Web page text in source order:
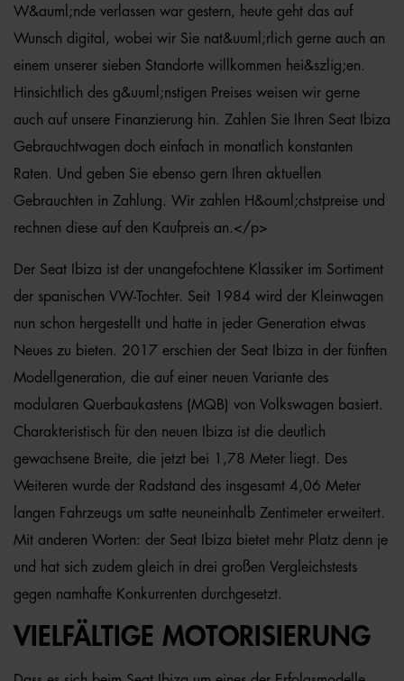
W&auml;nde verlassen war gestern, heute geht das auf
Wunsch digital, wobei wir Sie nat&uuml;rlich gerne auch an
einem unserer sieben Standorte willkommen hei&szlig;en.
Hinsichtlich des g&uuml;nstigen Preises weisen wir gerne
auch auf unsere Finanzierung hin. Zahlen Sie Ihren Seat Ibiza
Gebrauchtwagen doch einfach in monatlich konstanten
Raten. Und geben Sie ebenso gern Ihren aktuellen
Gebrauchten in Zahlung. Wir zahlen H&ouml;chstpreise und
rechnen diese auf den Kaufpreis an.</p>
Der Seat Ibiza ist der unangefochtene Klassiker im Sortiment
der spanischen VW-Tochter. Seit 1984 wird der Kleinwagen
nun schon hergestellt und hatte in jeder Generation etwas
Neues zu bieten. 2017 erschien der Seat Ibiza in der fünften
Modellgeneration, die auf einer neuen Variante des
modularen Querbaukastens (MQB) von Volkswagen basiert.
Charakteristisch für den neuen Ibiza ist die deutlich
gewachsene Breite, die jetzt bei 1,78 Meter liegt. Des
Weiteren wurde der Radstand des insgesamt 4,06 Meter
langen Fahrzeugs um satte neuneinhalb Zentimeter erweitert.
Mit anderen Worten: der Seat Ibiza bietet mehr Platz denn je
und hat sich zudem gleich in drei großen Vergleichstests
gegen namhafte Konkurrenten durchgesetzt.
VIELFÄLTIGE MOTORISIERUNG